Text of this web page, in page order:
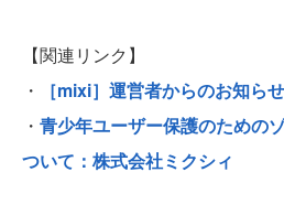
【関連リンク】
・
［mixi］運営者からのお知らせ
・ 青少年ユーザー保護のための
ついて：株式会社ミクシィ